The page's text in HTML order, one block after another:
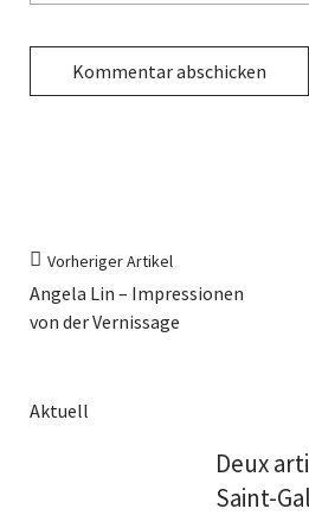
Vorheriger Artikel
Angela Lin – Impressionen
von der Vernissage
Aktuell
Deux
Saint-